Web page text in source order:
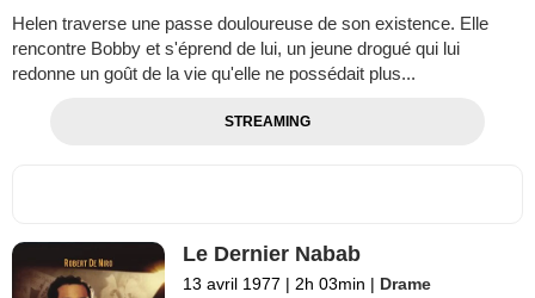
Helen traverse une passe douloureuse de son existence. Elle
rencontre Bobby et s'éprend de lui, un jeune drogué qui lui
redonne un goût de la vie qu'elle ne possédait plus...
STREAMING
Le Dernier Nabab
13 avril 1977 | 2h 03min | Drame